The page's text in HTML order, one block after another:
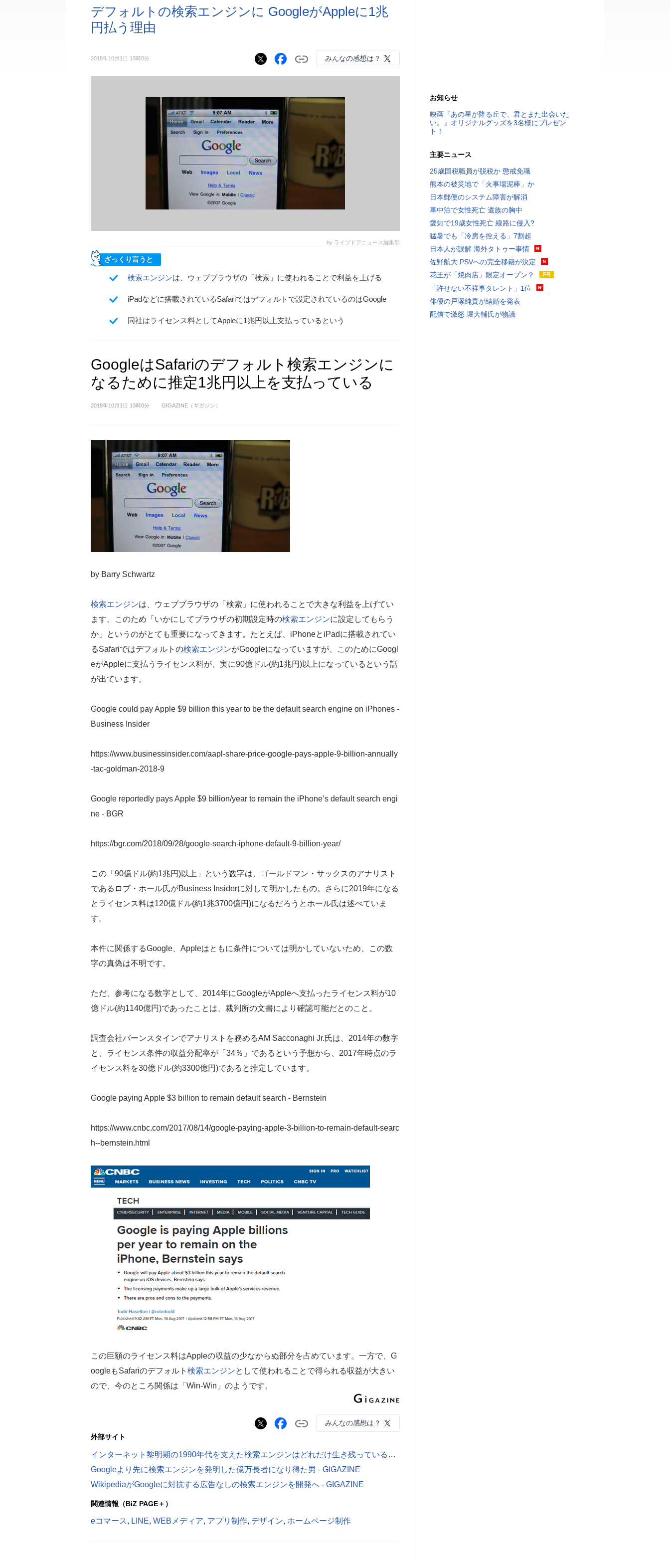
デフォルトの検索エンジンに GoogleがAppleに1兆
円払う理由
2018年10月1日 13時0分 みんなの感想は？
by ライブドアニュース編集部
ざっくり言うと
検索エンジンは、ウェブブラウザの「検索」に使われることで利益を上げる
iPadなどに搭載されているSafariではデフォルトで設定されているのはGoogle
同社はライセンス料としてAppleに1兆円以上支払っているという
GoogleはSafariのデフォルト検索エンジンに
なるために推定1兆円以上を支払っている
2018年10月1日 13時0分 GIGAZINE（ギガジン）
by Barry Schwartz
検索エンジンは、ウェブブラウザの「検索」に使われることで大きな利益を上げてい
ます。このため「いかにしてブラウザの初期設定時の検索エンジンに設定してもらう
か」というのがとても重要になってきます。たとえば、iPhoneとiPadに搭載されてい
るSafariではデフォルトの検索エンジンがGoogleになっていますが、このためにGoogl
eがAppleに支払うライセンス料が、実に90億ドル(約1兆円)以上になっているという話
が出ています。
Google could pay Apple $9 billion this year to be the default search engine on iPhones -
Business Insider
https://www.businessinsider.com/aapl-share-price-google-pays-apple-9-billion-annually
-tac-goldman-2018-9
Google reportedly pays Apple $9 billion/year to remain the iPhone’s default search engi
ne - BGR
https://bgr.com/2018/09/28/google-search-iphone-default-9-billion-year/
この「90億ドル(約1兆円)以上」という数字は、ゴールドマン・サックスのアナリスト
であるロブ・ホール氏がBusiness Insiderに対して明かしたもの。さらに2019年になる
とライセンス料は120億ドル(約1兆3700億円)になるだろうとホール氏は述べていま
す。
本件に関係するGoogle、Appleはともに条件については明かしていないため、この数
字の真偽は不明です。
ただ、参考になる数字として、2014年にGoogleがAppleへ支払ったライセンス料が10
億ドル(約1140億円)であったことは、裁判所の文書により確認可能だとのこと。
調査会社バーンスタインでアナリストを務めるAM Sacconaghi Jr.氏は、2014年の数字
と、ライセンス条件の収益分配率が「34％」であるという予想から、2017年時点のラ
イセンス料を30億ドル(約3300億円)であると推定しています。
Google paying Apple $3 billion to remain default search - Bernstein
https://www.cnbc.com/2017/08/14/google-paying-apple-3-billion-to-remain-default-searc
h--bernstein.html
この巨額のライセンス料はAppleの収益の少なからぬ部分を占めています。一方で、G
oogleもSafariのデフォルト 検索エンジンとして使われることで得られる収益が大きい
ので、今のところ関係は「Win-Win」のようです。
みんなの感想は？
外部サイト
インターネット黎明期の1990年代を支えた検索エンジンはどれだけ生き残っているのか？ - GIGAZINE
Googleより先に検索エンジンを発明した億万長者になり得た男 - GIGAZINE
WikipediaがGoogleに対抗する広告なしの検索エンジンを開発へ - GIGAZINE
関連情報（BiZ PAGE＋）
eコマース, LINE, WEBメディア, アプリ制作, デザイン, ホームページ制作
お知らせ
映画『あの星が降る丘で、君とまた出会いた
い。』オリジナルグッズを3名様にプレゼン
ト！
主要ニュース
25歳国税職員が脱税か 懲戒免職
熊本の被災地で「火事場泥棒」か
日本郵便のシステム障害が解消
車中泊で女性死亡 遺族の胸中
愛知で19歳女性死亡 線路に侵入?
猛暑でも「冷房を控える」7割超
日本人が誤解 海外タトゥー事情
佐野航大 PSVへの完全移籍が決定
花王が「焼肉店」限定オープン？
「許せない不祥事タレント」1位
俳優の戸塚純貴が結婚を発表
配信で激怒 堀大輔氏が物議